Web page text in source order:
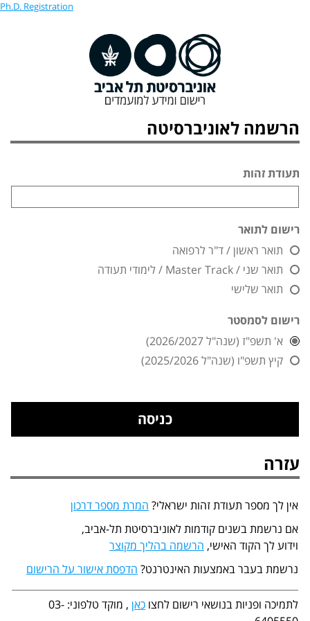
Ph.D. Registration
הרשמה לאוניברסיטה
תעודת זהות
רישום לתואר
תואר ראשון / ד"ר לרפואה
תואר שני / Master Track / לימודי תעודה
תואר שלישי
רישום לסמסטר
א' תשפ"ז (שנה"ל 2026/2027)
קיץ תשפ"ו (שנה"ל 2025/2026)
עזרה
אין לך מספר תעודת זהות ישראלי? המרת מספר דרכון
אם נרשמת בשנים קודמות לאוניברסיטת תל-אביב,
וידוע לך הקוד האישי, הרשמה בהליך מקוצר
נרשמת בעבר באמצעות האינטרנט? הדפסת אישור על הרישום
לתמיכה ופניות בנושאי רישום לחצו כאן
, מוקד טלפוני: 03-